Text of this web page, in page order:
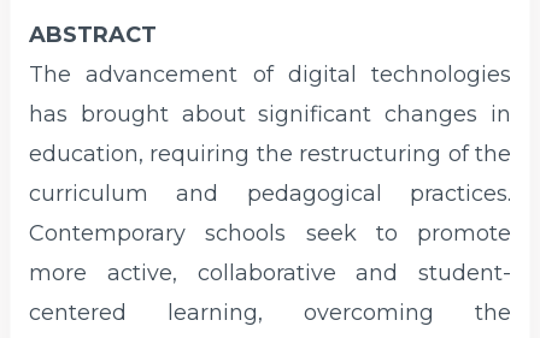
ABSTRACT
The advancement of digital technologies
has brought about significant changes in
education, requiring the restructuring of the
curriculum and pedagogical practices.
Contemporary schools seek to promote
more active, collaborative and student-
centered learning, overcoming the